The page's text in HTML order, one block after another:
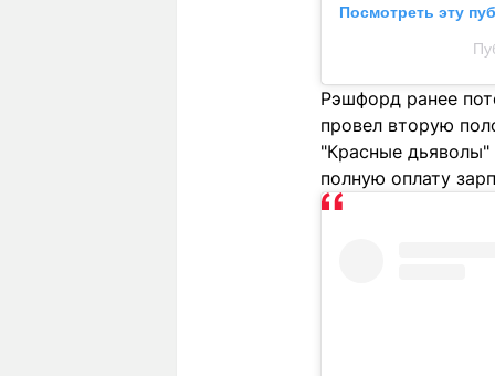
Посмотреть эту
Рэшфорд ранее
провел вторую
"Красные
полную оплату